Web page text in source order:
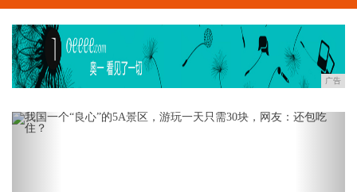
广告
Previous Next